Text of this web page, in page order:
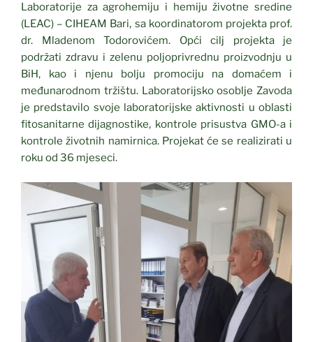
Laboratorije za agrohemiju i hemiju životne sredine
(LEAC) – CIHEAM Bari, sa koordinatorom projekta prof.
dr. Mladenom Todorovićem. Opći cilj projekta je
podržati zdravu i zelenu poljoprivrednu proizvodnju u
BiH, kao i njenu bolju promociju na domaćem i
međunarodnom tržištu. Laboratorijsko osoblje Zavoda
je predstavilo svoje laboratorijske aktivnosti u oblasti
fitosanitarne dijagnostike, kontrole prisustva GMO-a i
kontrole životnih namirnica. Projekat će se realizirati u
roku od 36 mjeseci.